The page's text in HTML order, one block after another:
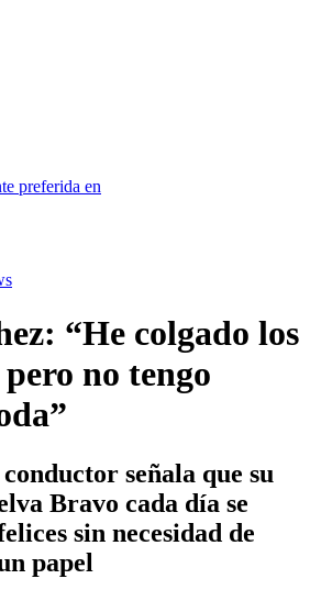
preferida en
“He colgado los
no tengo
señala que su
Bravo cada día se
sin necesidad de
papel